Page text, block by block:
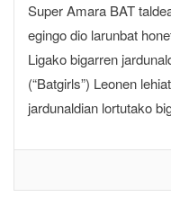
Super Amara BAT
egingo dio larunbat
Ligako bigarren
(“Batgirls”) Leonen
jardunaldian lortutako